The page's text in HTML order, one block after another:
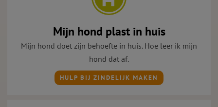
Mijn hond plast in huis
Mijn hond doet zijn behoefte in huis. Hoe leer ik mijn
hond dat af.
HULP BIJ ZINDELIJK MAKEN